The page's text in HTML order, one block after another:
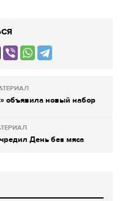
объявила новый набор
День без мяса